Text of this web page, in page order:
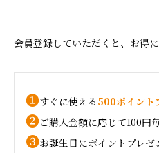
会員登録していただくと、お得
❶すぐに使える 500ポイント
❷ご購入金額に応じて100円
❸お誕生日にポイントプレゼ